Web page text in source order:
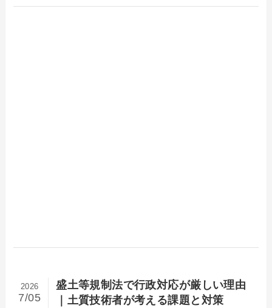
盛土等規制法で行政対応が厳しい理由
｜土質技術者が考える課題と対策
2026
7/05